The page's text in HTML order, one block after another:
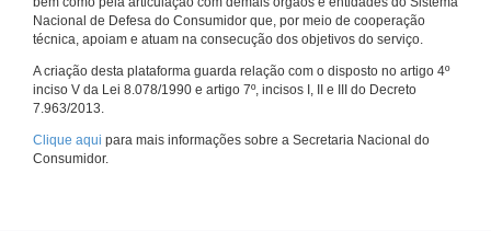
Nacional de Defesa do Consumidor que, por meio de cooperação
técnica, apoiam e atuam na consecução dos objetivos do serviço.
A criação desta plataforma guarda relação com o disposto no artigo 4º
inciso V da Lei 8.078/1990 e artigo 7º, incisos I, II e III do Decreto
7.963/2013.
Clique aqui para mais informações sobre a Secretaria Nacional do
Consumidor.